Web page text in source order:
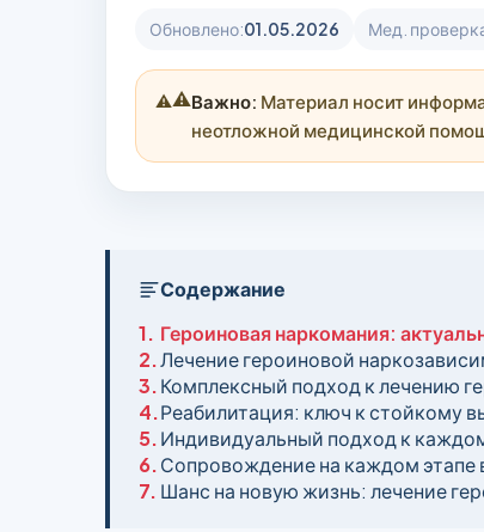
Обновлено:01.05.2026 Мед.
⚠️Важно: Материал носит
неотложной медицинской
Содержание
1. Героиновая наркомания:
2.Лечение героиновой
3.Комплексный подход к лечению
4.Реабилитация: ключ к стойкому
5.Индивидуальный подход к
6.Сопровождение на каждом этапе
7. Шанс на новую жизнь: лечение